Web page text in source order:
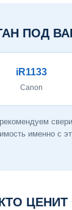
ПОД
iR1133
Canon
именно с